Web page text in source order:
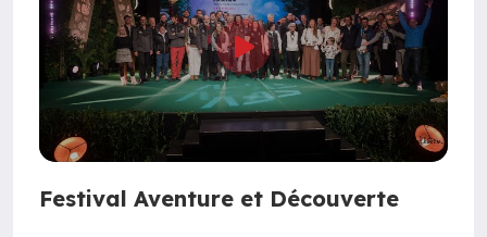
Festival Aventure et Découverte